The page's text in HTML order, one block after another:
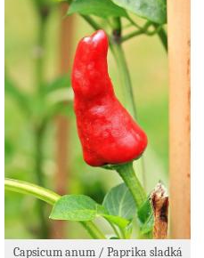
Capsicum anum / Paprika sladká